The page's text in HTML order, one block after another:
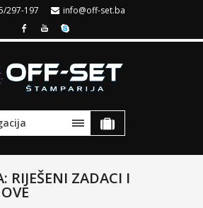
297-197 info@off-set.ba
RIJEŠENI ZADACI I